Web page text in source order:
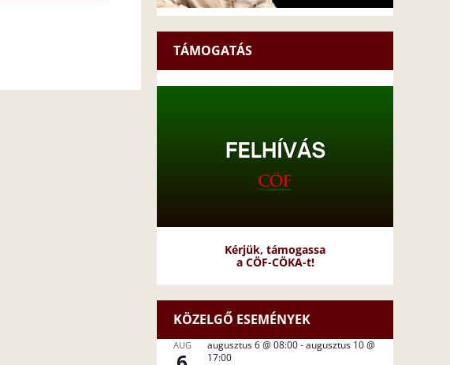
TÁMOGATÁS
Kérjük, támogassa
a CÖF-CÖKA-t!
KÖZELGŐ ESEMÉNYEK
AUG augusztus 6 @ 08:00-augusztus 10 @
17:00